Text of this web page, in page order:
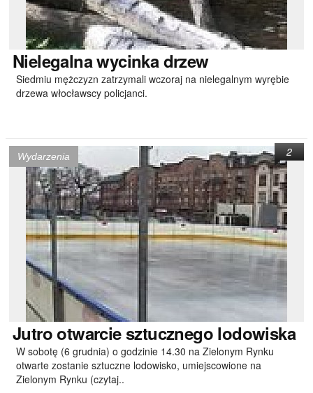
Nielegalnawycinka drzew
Siedmiu mężczyzn zatrzymali wczoraj na nielegalnym wyrębie
drzewa włocławscy policjanci.
Wydarzenia
Jutrootwarcie sztucznego lodowiska
W sobotę (6 grudnia) o godzinie 14.30 na Zielonym Rynku
otwarte zostanie sztuczne lodowisko, umiejscowione na
Zielonym Rynku (czytaj..
2